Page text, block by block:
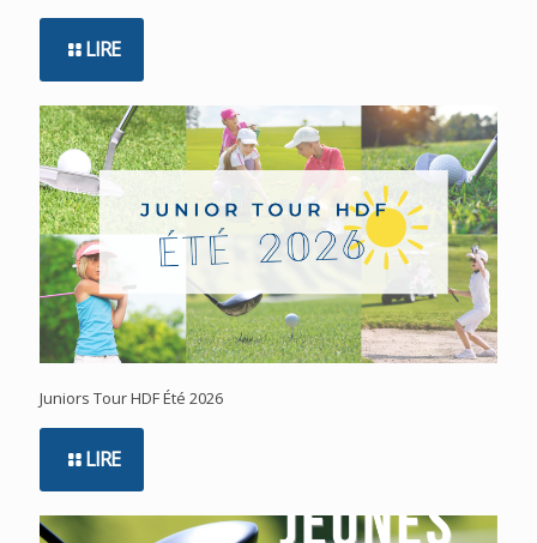
LIRE
Juniors Tour HDF Été 2026
LIRE